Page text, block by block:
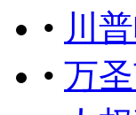
• 川
• 万